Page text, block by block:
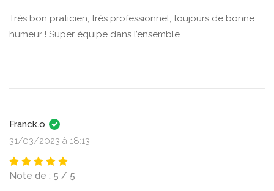
Très bon praticien, très professionnel, toujours de bonne
humeur ! Super équipe dans l’ensemble.
Franck.o
31/03/2023 à 18:13
Note de : 5 / 5